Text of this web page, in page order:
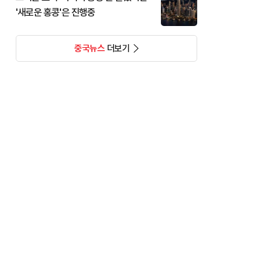
'새로운 홍콩'은 진행중
중국뉴스더보기